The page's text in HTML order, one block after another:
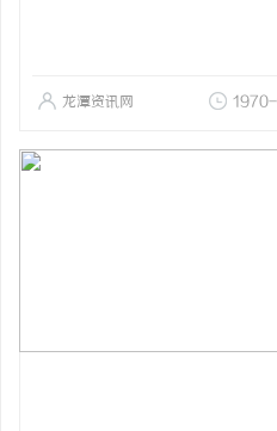
龙潭资讯网